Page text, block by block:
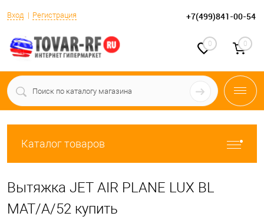
Вход Регистрация +7(499)841-00-54
0 0
Каталог товаров
Вытяжка JET AIR PLANE LUX BL
MAT/A/52 купить